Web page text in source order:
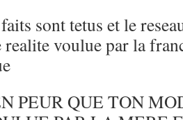
sont tetus et le
realite voulue par la
PEUR QUE TON